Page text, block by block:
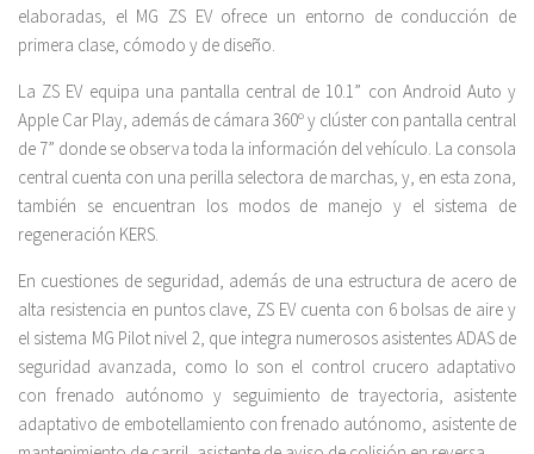
elaboradas, el MG ZS EV ofrece un entorno de conducción de
primera clase, cómodo y de diseño.
La ZS EV equipa una pantalla central de 10.1” con Android Auto y
Apple Car Play, además de cámara 360º y clúster con pantalla central
de 7” donde se observa toda la información del vehículo. La consola
central cuenta con una perilla selectora de marchas, y, en esta zona,
también se encuentran los modos de manejo y el sistema de
regeneración KERS.
En cuestiones de seguridad, además de una estructura de acero de
alta resistencia en puntos clave, ZS EV cuenta con 6 bolsas de aire y
el sistema MG Pilot nivel 2, que integra numerosos asistentes ADAS de
seguridad avanzada, como lo son el control crucero adaptativo
con frenado autónomo y seguimiento de trayectoria, asistente
adaptativo de embotellamiento con frenado autónomo, asistente de